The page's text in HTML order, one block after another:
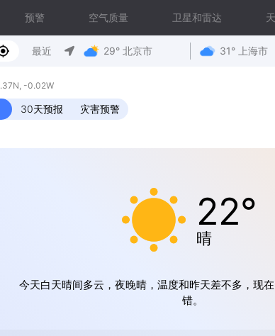
预警 空气质量 卫星和雷达
最近 29° 北京市 31° 上海市
-0.02W
30天预报 灾害预警
22°
晴
今天白天晴间多云，夜晚晴，温度和昨天差不多，现
错。